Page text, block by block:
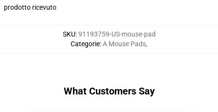
prodotto ricevuto
SKU:91193759-US-mouse-pad
Categorie:A Mouse Pads,
What Customers Say